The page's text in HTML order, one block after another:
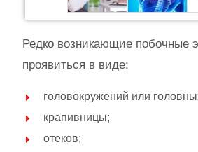
Редко возникающие побочные
проявиться в виде:
головокружений или
крапивницы;
отеков;